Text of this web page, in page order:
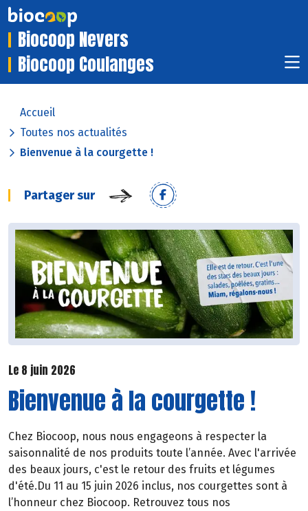
Biocoop Nevers
Biocoop Coulanges
Accueil
Toutes nos actualités
Bienvenue à la courgette !
Partager sur
Le 8 juin 2026
Bienvenue à la courgette !
Chez Biocoop, nous nous engageons à respecter la
saisonnalité de nos produits toute l’année. Avec l'arrivée
des beaux jours, c'est le retour des fruits et légumes
d'été.Du 11 au 15 juin 2026 inclus, nos courgettes sont à
l’honneur chez Biocoop. Retrouvez tous nos